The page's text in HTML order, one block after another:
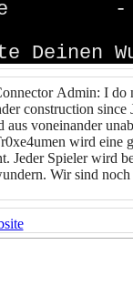
- wenn
Deinen
Admin: I do
construction
aus voneinander
wird eine
Jeder Spieler wird
Wir sind